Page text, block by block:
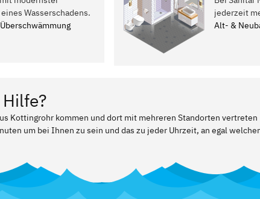
Wasserschadens.
Überschwämmung
jederzeit
Alt- &
Kottingrohr kommen und dort mit mehreren Standorten vertreten
um bei Ihnen zu sein und das zu jeder Uhrzeit, an egal